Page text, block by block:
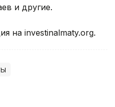
и другие.
на investinalmaty.org.